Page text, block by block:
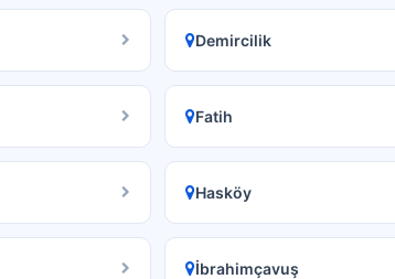
Demircilik
Fatih
Hasköy
İbrahimçavuş